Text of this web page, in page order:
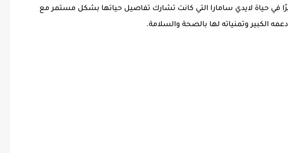
في حياة لايدي سامارا التي كانت تشارك تفاصيل حياتها بشكل مستمر مع
الكبير وتمنياته لها بالصحة والسلامة.